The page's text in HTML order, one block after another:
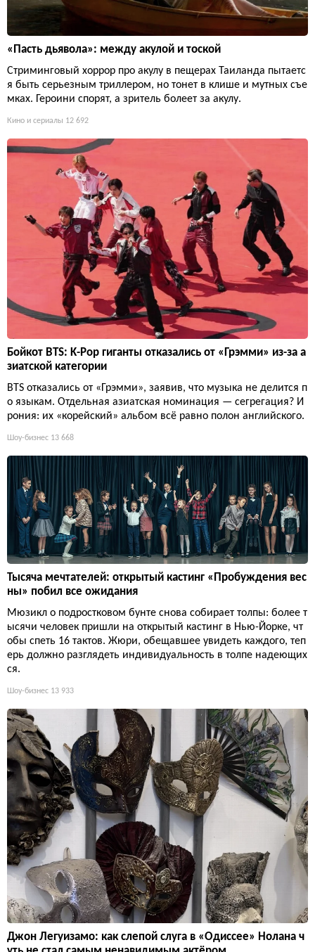
«Пасть дьявола»: между акулой и тоской
Стриминговый хоррор про акулу в пещерах Таиланда пытаетс
я быть серьезным триллером, но тонет в клише и мутных съе
мках. Героини спорят, а зритель болеет за акулу.
Кино и сериалы 12 692
Бойкот BTS: K-Pop гиганты отказались от «Грэмми» из-за а
зиатской категории
BTS отказались от «Грэмми», заявив, что музыка не делится п
о языкам. Отдельная азиатская номинация — сегрегация? И
рония: их «корейский» альбом всё равно полон английского.
Шоу-бизнес 13 668
Тысяча мечтателей: открытый кастинг «Пробуждения вес
ны» побил все ожидания
Мюзикл о подростковом бунте снова собирает толпы: более т
ысячи человек пришли на открытый кастинг в Нью-Йорке, чт
обы спеть 16 тактов. Жюри, обещавшее увидеть каждого, теп
ерь должно разглядеть индивидуальность в толпе надеющих
ся.
Шоу-бизнес 13 933
Джон Легуизамо: как слепой слуга в «Одиссее» Нолана ч